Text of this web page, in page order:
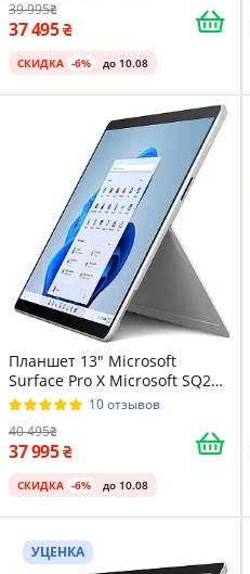
Platinum
39 995
37 495
СКИДКА -6% до 10.08
Планшет 13" Microsoft
Surface Pro X Microsoft SQ2
16/512GB Windows 11
Platinum
10 отзывов
40 495
37 995
СКИДКА -6% до 10.08
УЦЕНКА